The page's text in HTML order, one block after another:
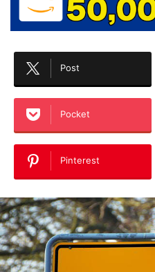
Post
Pocket
Pinterest